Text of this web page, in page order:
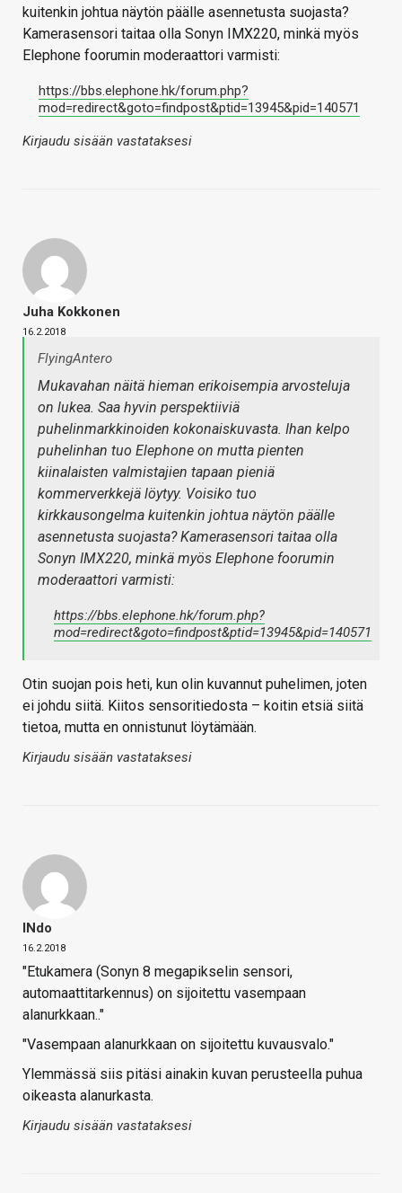
kuitenkin johtua näytön päälle asennetusta suojasta?
Kamerasensori taitaa olla Sonyn IMX220, minkä myös
Elephone foorumin moderaattori varmisti:
https://bbs.elephone.hk/forum.php?
mod=redirect&goto=findpost&ptid=13945&pid=140571
Kirjaudu sisään vastataksesi
Juha Kokkonen
16.2.2018
FlyingAntero
Mukavahan näitä hieman erikoisempia arvosteluja
on lukea. Saa hyvin perspektiiviä
puhelinmarkkinoiden kokonaiskuvasta. Ihan kelpo
puhelinhan tuo Elephone on mutta pienten
kiinalaisten valmistajien tapaan pieniä
kommerverkkejä löytyy. Voisiko tuo
kirkkausongelma kuitenkin johtua näytön päälle
asennetusta suojasta? Kamerasensori taitaa olla
Sonyn IMX220, minkä myös Elephone foorumin
moderaattori varmisti:
https://bbs.elephone.hk/forum.php?
mod=redirect&goto=findpost&ptid=13945&pid=140571
Otin suojan pois heti, kun olin kuvannut puhelimen, joten
ei johdu siitä. Kiitos sensoritiedosta – koitin etsiä siitä
tietoa, mutta en onnistunut löytämään.
Kirjaudu sisään vastataksesi
INdo
16.2.2018
"Etukamera (Sonyn 8 megapikselin sensori,
automaattitarkennus) on sijoitettu vasempaan
alanurkkaan.."
"Vasempaan alanurkkaan on sijoitettu kuvausvalo."
Ylemmässä siis pitäsi ainakin kuvan perusteella puhua
oikeasta alanurkasta.
Kirjaudu sisään vastataksesi